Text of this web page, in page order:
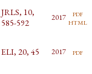
JRLS, 10,
585-592
2017 pdf
html
ELI, 20, 45 2017 pdf